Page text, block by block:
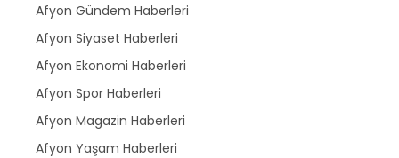
Afyon Gündem Haberleri
Afyon Siyaset Haberleri
Afyon Ekonomi Haberleri
Afyon Spor Haberleri
Afyon Magazin Haberleri
Afyon Yaşam Haberleri